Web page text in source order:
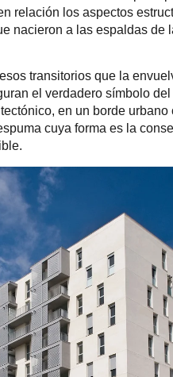
relación los aspectos
nacieron a las espaldas
transitorios que la
el verdadero símbolo
en un borde
cuya forma es la